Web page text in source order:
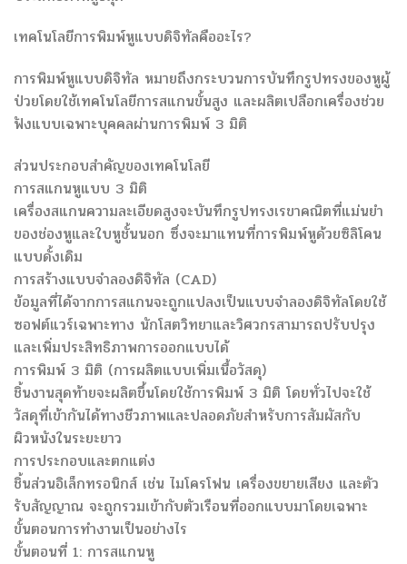
เทคโนโลยีการพิมพ์หูแบบดิจิทัลคืออะไร?
การพิมพ์หูแบบดิจิทัล หมายถึงกระบวนการบันทึกรูปทรงของหูผู้
ป่วยโดยใช้เทคโนโลยีการสแกนขั้นสูง และผลิตเปลือกเครื่องช่วย
ฟังแบบเฉพาะบุคคลผ่านการพิมพ์ 3 มิติ
ส่วนประกอบสำคัญของเทคโนโลยี
การสแกนหูแบบ 3 มิติ
เครื่องสแกนความละเอียดสูงจะบันทึกรูปทรงเรขาคณิตที่แม่นยำ
ของช่องหูและใบหูชั้นนอก ซึ่งจะมาแทนที่การพิมพ์หูด้วยซิลิโคน
แบบดั้งเดิม
การสร้างแบบจำลองดิจิทัล (CAD)
ข้อมูลที่ได้จากการสแกนจะถูกแปลงเป็นแบบจำลองดิจิทัลโดยใช้
ซอฟต์แวร์เฉพาะทาง นักโสตวิทยาและวิศวกรสามารถปรับปรุง
และเพิ่มประสิทธิภาพการออกแบบได้
การพิมพ์ 3 มิติ (การผลิตแบบเพิ่มเนื้อวัสดุ)
ชิ้นงานสุดท้ายจะผลิตขึ้นโดยใช้การพิมพ์ 3 มิติ โดยทั่วไปจะใช้
วัสดุที่เข้ากันได้ทางชีวภาพและปลอดภัยสำหรับการสัมผัสกับ
ผิวหนังในระยะยาว
การประกอบและตกแต่ง
ชิ้นส่วนอิเล็กทรอนิกส์ เช่น ไมโครโฟน เครื่องขยายเสียง และตัว
รับสัญญาณ จะถูกรวมเข้ากับตัวเรือนที่ออกแบบมาโดยเฉพาะ
ขั้นตอนการทำงานเป็นอย่างไร
ขั้นตอนที่ 1: การสแกนหู